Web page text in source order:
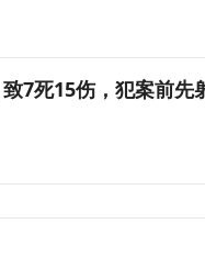
7死15伤，犯案前先